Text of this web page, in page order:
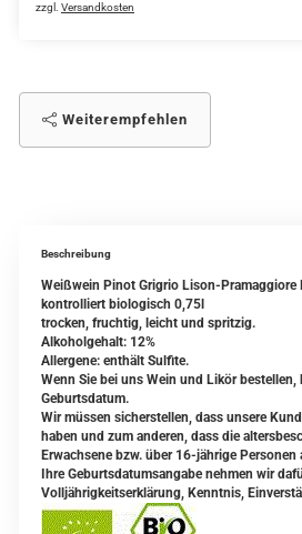
zzgl. Versandkosten
Weiterempfehlen
Beschreibung
Weißwein Pinot Grigrio Lison-Pramaggiore
kontrolliert biologisch 0,75l
trocken, fruchtig, leicht und spritzig.
Alkoholgehalt: 12%
Allergene: enthält Sulfite.
Wenn Sie bei uns Wein und Likör
Geburtsdatum.
Wir müssen sicherstellen, dass unsere
haben und zum anderen, dass die
Erwachsene bzw. über 16-jährige
Ihre Geburtsdatumsangabe nehmen wir
Volljährigkeitserklärung, Kenntnis,